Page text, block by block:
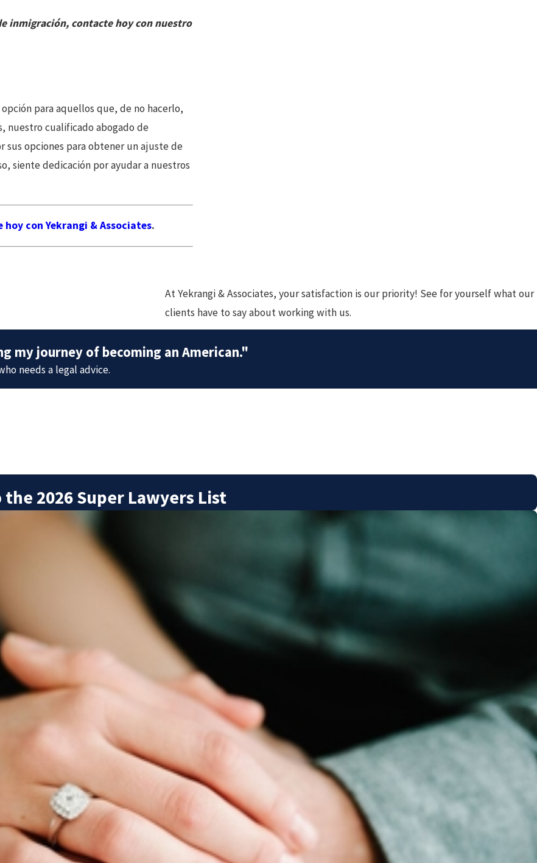
inmigración, contacte hoy con nuestro
para aquellos que, de no hacerlo,
nuestro cualificado abogado de
sus opciones para obtener un ajuste de
siente dedicación por ayudar a nuestros
con Yekrangi & Associates.
At Yekrangi & Associates, your satisfaction is our priority! See for yourself what our
clients have to say about working with us.
my journey of becoming an American."
needs a legal advice.
2026 Super Lawyers List